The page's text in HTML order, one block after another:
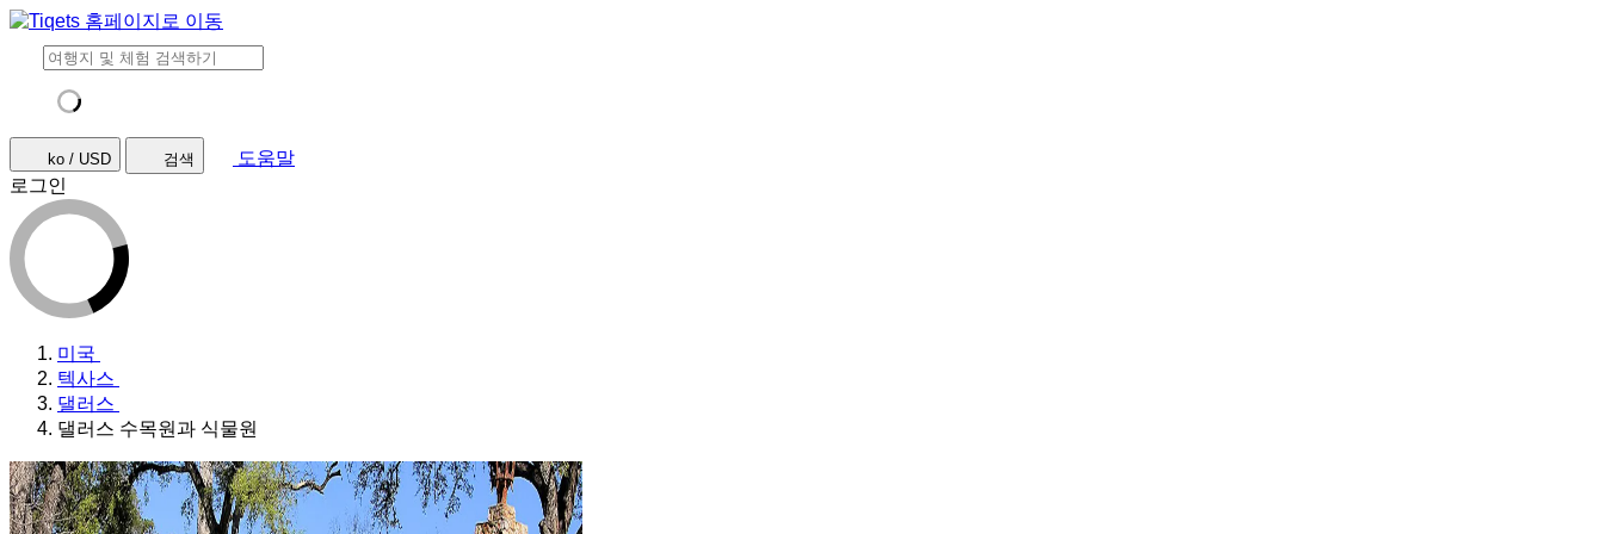
ko / USD 검색
도움말
로그인
미국
텍사스
댈러스
댈러스 수목원과 식물원